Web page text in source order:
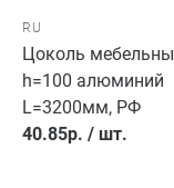
RU
Цоколь
h=100 алюминий
L=3200мм, РФ
40.85р. / шт.